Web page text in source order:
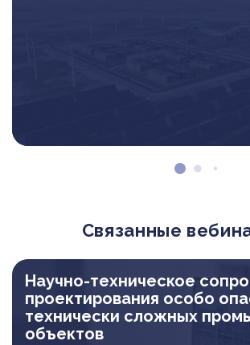
Связанные
Научно-техническое
проектирования особо
технически сложных
объектов